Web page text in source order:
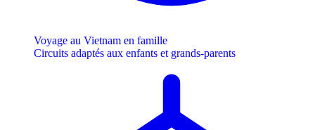
Voyage au Vietnam en famille
Circuits adaptés aux enfants et grands-parents